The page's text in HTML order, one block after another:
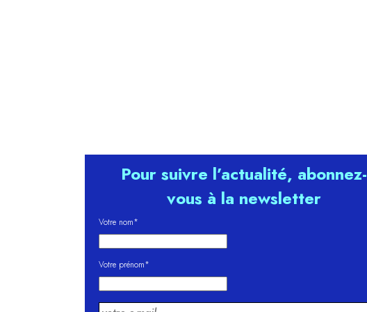
Pour suivre l’actualité, abonnez-
vous à la newsletter
Votre nom*
Votre prénom*